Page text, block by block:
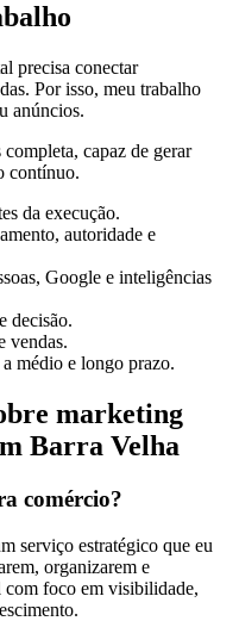
precisa conectar
Por isso, meu trabalho
anúncios.
capaz de gerar
contínuo.
da execução.
autoridade e
Google e inteligências
decisão.
vendas.
médio e longo prazo.
marketing
Barra Velha
comércio?
serviço estratégico que eu
organizarem e
com foco em visibilidade,